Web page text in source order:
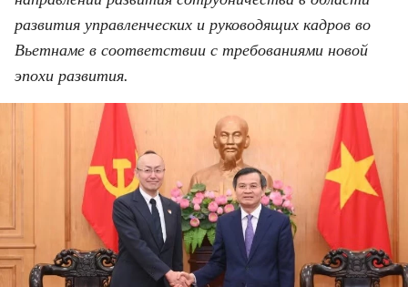
В МИРЕ
ДОСЬЕ И МАТЕРИАЛЫ
О ГАЗЕТЕ «НЯНЗАН»
TIẾNG VIỆT
ENGLISH
развития управленческих и руководящих кадров во
Вьетнаме в соответствии с требованиями новой
эпохи развития.